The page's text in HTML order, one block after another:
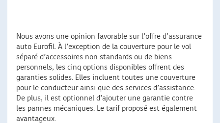
Nous avons une opinion favorable sur l’offre d’assurance
auto Eurofil. À l’exception de la couverture pour le vol
séparé d’accessoires non standards ou de biens
personnels, les cinq options disponibles offrent des
garanties solides. Elles incluent toutes une couverture
pour le conducteur ainsi que des services d’assistance.
De plus, il est optionnel d’ajouter une garantie contre
les pannes mécaniques. Le tarif proposé est également
avantageux.